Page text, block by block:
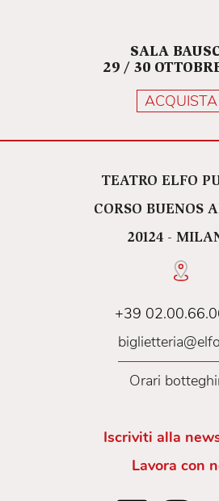
SALA
29 / 30
ACQUISTA
TEATRO ELFO
CORSO BUENOS
20124 -
+39
Orari
Iscriviti alla
Lavora con